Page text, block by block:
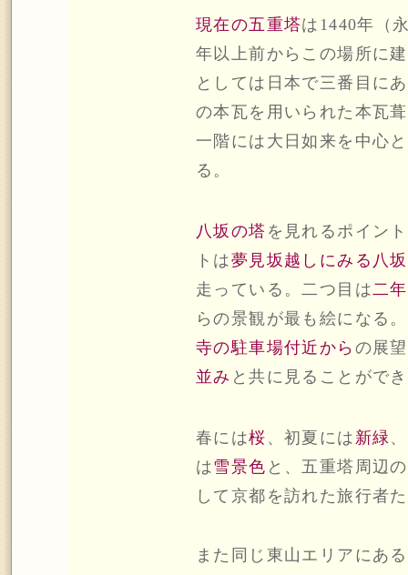
現在の五重塔は1440年（
年以上前からこの場所に
としては日本で三番目に
の本瓦を用いられた本瓦
一階には大日如来を中心
る。
八坂の塔 を見れるポイン
トは夢見坂越しにみる八
走っている。二つ目は二
らの景観が最も絵になる
寺の駐車場付近から の展
並み と共に見ることがで
春には桜 、初夏には 新緑
は雪景色 と、五重塔周辺
して京都を訪れた旅行者
また同じ東山エリアにある